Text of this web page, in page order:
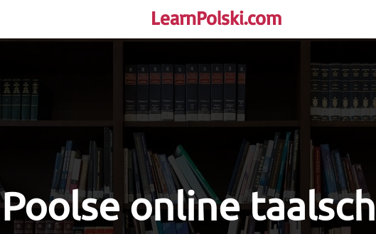
LearnPolski.com
Poolse online